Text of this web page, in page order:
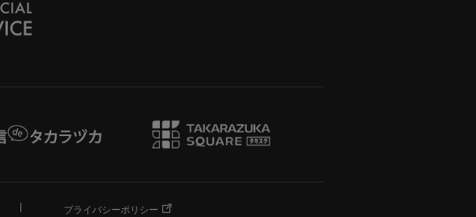
プライバシーポリシー